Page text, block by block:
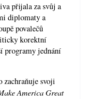
přijala za svůj a
diplomaty a
povalečů
korektní
programy jednání
svoji
America Great